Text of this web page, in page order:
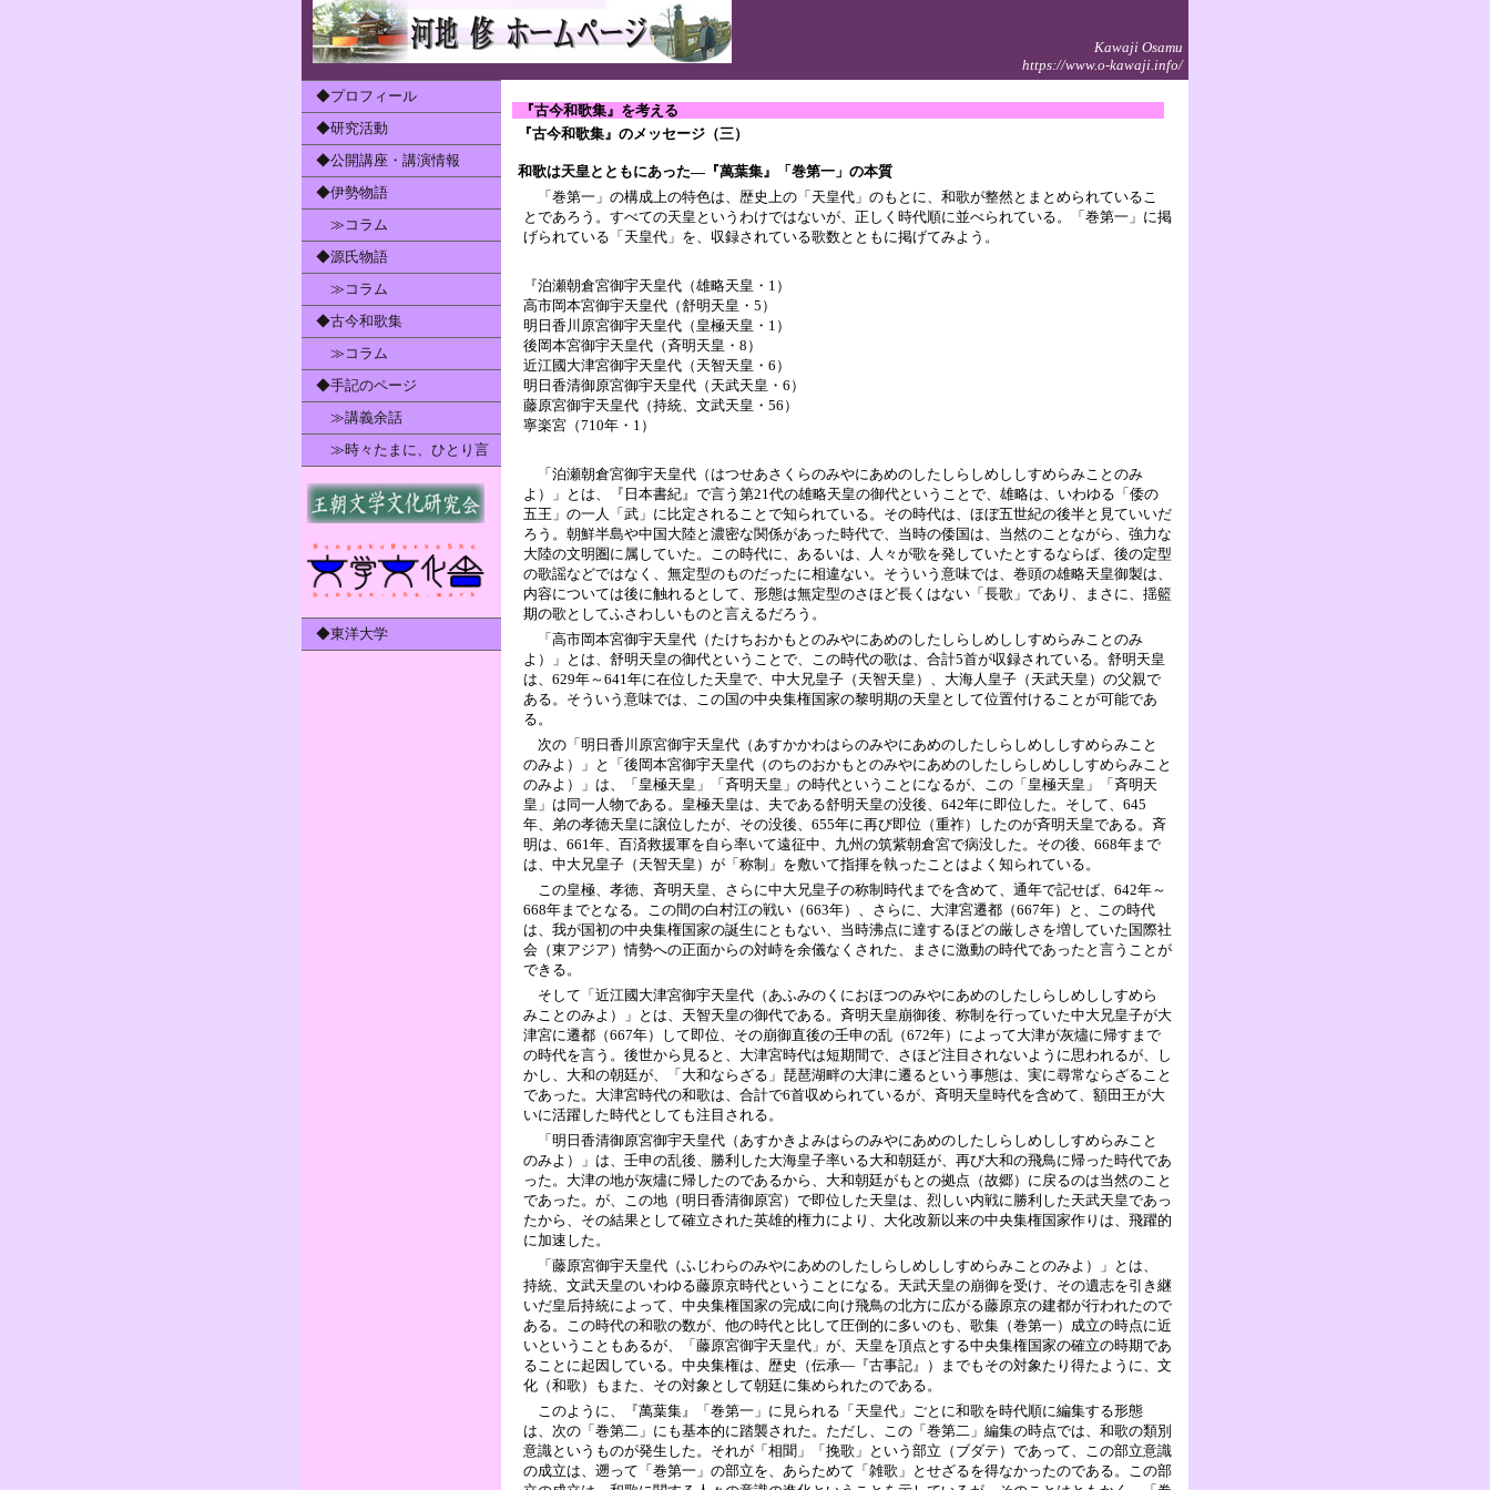
Kawaji Osamu
https://www.o-kawaji.info/
◆プロフィール
◆研究活動
◆公開講座・講演情報
◆伊勢物語
≫コラム
◆源氏物語
≫コラム
◆古今和歌集
≫コラム
◆手記のページ
≫講義余話
≫時々たまに、ひとり言
◆東洋大学
『古今和歌集』を考える
『古今和歌集』のメッセージ（三）
和歌は天皇とともにあった―『萬葉集』「巻第一」の本質
「巻第一」の構成上の特色は、歴史上の「天皇代」のもとに、和歌が整然とまとめられているこ
とであろう。すべての天皇というわけではないが、正しく時代順に並べられている。「巻第一」に掲
げられている「天皇代」を、収録されている歌数とともに掲げてみよう。
『泊瀬朝倉宮御宇天皇代（雄略天皇・1）
高市岡本宮御宇天皇代（舒明天皇・5）
明日香川原宮御宇天皇代（皇極天皇・1）
後岡本宮御宇天皇代（斉明天皇・8）
近江國大津宮御宇天皇代（天智天皇・6）
明日香清御原宮御宇天皇代（天武天皇・6）
藤原宮御宇天皇代（持統、文武天皇・56）
寧楽宮（710年・1）
「泊瀬朝倉宮御宇天皇代（はつせあさくらのみやにあめのしたしらしめししすめらみことのみ
よ）」とは、『日本書紀』で言う第21代の雄略天皇の御代ということで、雄略は、いわゆる「倭の
五王」の一人「武」に比定されることで知られている。その時代は、ほぼ五世紀の後半と見ていいだ
ろう。朝鮮半島や中国大陸と濃密な関係があった時代で、当時の倭国は、当然のことながら、強力な
大陸の文明圏に属していた。この時代に、あるいは、人々が歌を発していたとするならば、後の定型
の歌謡などではなく、無定型のものだったに相違ない。そういう意味では、巻頭の雄略天皇御製は、
内容については後に触れるとして、形態は無定型のさほど長くはない「長歌」であり、まさに、揺籃
期の歌としてふさわしいものと言えるだろう。
「高市岡本宮御宇天皇代（たけちおかもとのみやにあめのしたしらしめししすめらみことのみ
よ）」とは、舒明天皇の御代ということで、この時代の歌は、合計5首が収録されている。舒明天皇
は、629年～641年に在位した天皇で、中大兄皇子（天智天皇）、大海人皇子（天武天皇）の父親で
ある。そういう意味では、この国の中央集権国家の黎明期の天皇として位置付けることが可能であ
る。
次の「明日香川原宮御宇天皇代（あすかかわはらのみやにあめのしたしらしめししすめらみこと
のみよ）」と「後岡本宮御宇天皇代（のちのおかもとのみやにあめのしたしらしめししすめらみこと
のみよ）」は、「皇極天皇」「斉明天皇」の時代ということになるが、この「皇極天皇」「斉明天
皇」は同一人物である。皇極天皇は、夫である舒明天皇の没後、642年に即位した。そして、645
年、弟の孝徳天皇に譲位したが、その没後、655年に再び即位（重祚）したのが斉明天皇である。斉
明は、661年、百済救援軍を自ら率いて遠征中、九州の筑紫朝倉宮で病没した。その後、668年まで
は、中大兄皇子（天智天皇）が「称制」を敷いて指揮を執ったことはよく知られている。
この皇極、孝徳、斉明天皇、さらに中大兄皇子の称制時代までを含めて、通年で記せば、642年～
668年までとなる。この間の白村江の戦い（663年）、さらに、大津宮遷都（667年）と、この時代
は、我が国初の中央集権国家の誕生にともない、当時沸点に達するほどの厳しさを増していた国際社
会（東アジア）情勢への正面からの対峙を余儀なくされた、まさに激動の時代であったと言うことが
できる。
そして「近江國大津宮御宇天皇代（あふみのくにおほつのみやにあめのしたしらしめししすめら
みことのみよ）」とは、天智天皇の御代である。斉明天皇崩御後、称制を行っていた中大兄皇子が大
津宮に遷都（667年）して即位、その崩御直後の壬申の乱（672年）によって大津が灰燼に帰すまで
の時代を言う。後世から見ると、大津宮時代は短期間で、さほど注目されないように思われるが、し
かし、大和の朝廷が、「大和ならざる」琵琶湖畔の大津に遷るという事態は、実に尋常ならざること
であった。大津宮時代の和歌は、合計で6首収められているが、斉明天皇時代を含めて、額田王が大
いに活躍した時代としても注目される。
「明日香清御原宮御宇天皇代（あすかきよみはらのみやにあめのしたしらしめししすめらみこと
のみよ）」は、壬申の乱後、勝利した大海皇子率いる大和朝廷が、再び大和の飛鳥に帰った時代であ
った。大津の地が灰燼に帰したのであるから、大和朝廷がもとの拠点（故郷）に戻るのは当然のこと
であった。が、この地（明日香清御原宮）で即位した天皇は、烈しい内戦に勝利した天武天皇であっ
たから、その結果として確立された英雄的権力により、大化改新以来の中央集権国家作りは、飛躍的
に加速した。
「藤原宮御宇天皇代（ふじわらのみやにあめのしたしらしめししすめらみことのみよ）」とは、
持統、文武天皇のいわゆる藤原京時代ということになる。天武天皇の崩御を受け、その遺志を引き継
いだ皇后持統によって、中央集権国家の完成に向け飛鳥の北方に広がる藤原京の建都が行われたので
ある。この時代の和歌の数が、他の時代と比して圧倒的に多いのも、歌集（巻第一）成立の時点に近
いということもあるが、「藤原宮御宇天皇代」が、天皇を頂点とする中央集権国家の確立の時期であ
ることに起因している。中央集権は、歴史（伝承―『古事記』）までもその対象たり得たように、文
化（和歌）もまた、その対象として朝廷に集められたのである。
このように、『萬葉集』「巻第一」に見られる「天皇代」ごとに和歌を時代順に編集する形態
は、次の「巻第二」にも基本的に踏襲された。ただし、この「巻第二」編集の時点では、和歌の類別
意識というものが発生した。それが「相聞」「挽歌」という部立（ブダテ）であって、この部立意識
の成立は、遡って「巻第一」の部立を、あらためて「雑歌」とせざるを得なかったのである。この部